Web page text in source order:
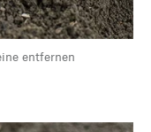
entfernen